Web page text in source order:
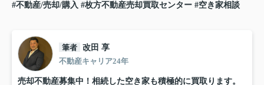
#不動産/売却/購入 #枚方不動産売却買取センター #空き家相談
筆者 改田 享
不動産キャリア24年
売却不動産募集中！相続した空き家も積極的に買取ります。